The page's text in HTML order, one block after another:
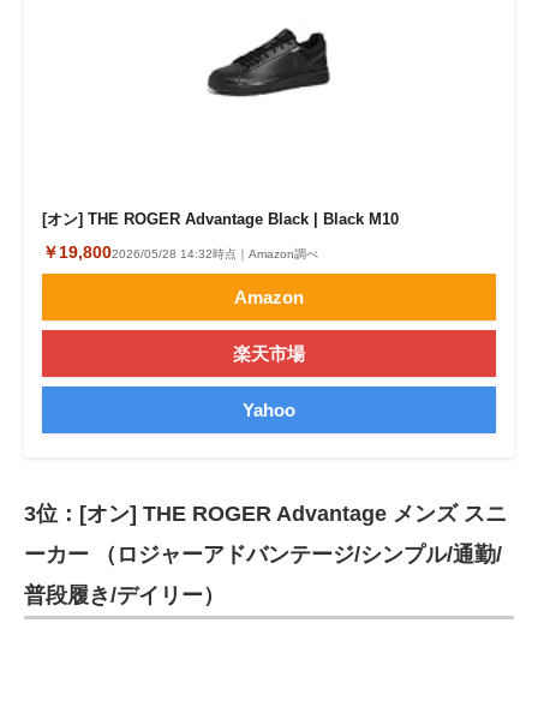
[オン] THE ROGER Advantage Black | Black M10
￥19,8002026/05/28 14:32時点｜Amazon調べ
Amazon
楽天市場
Yahoo
3位：[オン] THE ROGER Advantage メンズ スニ
ーカー （ロジャーアドバンテージ/シンプル/通勤/
普段履き/デイリー）